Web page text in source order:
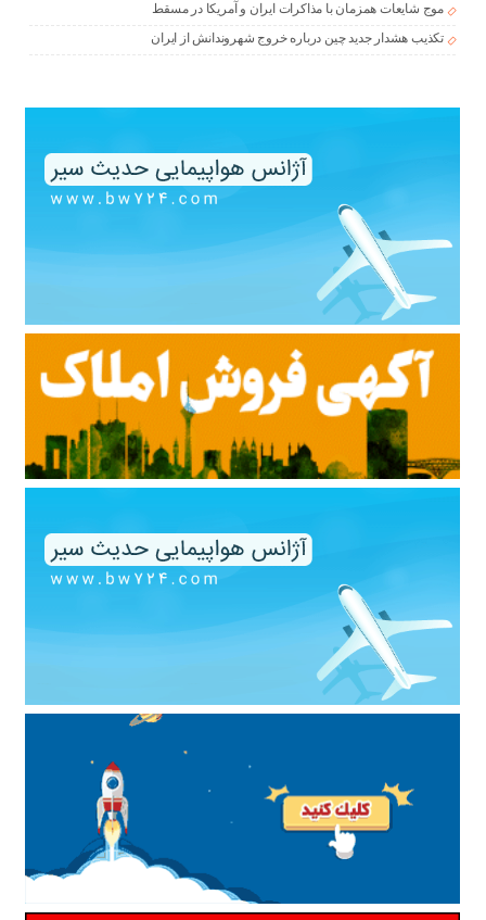
موج شایعات همزمان با مذاکرات ایران و آمریکا در مسقط
تکذیب هشدار جدید چین درباره خروج شهروندانش از ایران